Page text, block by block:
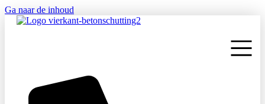
Ga naar de inhoud